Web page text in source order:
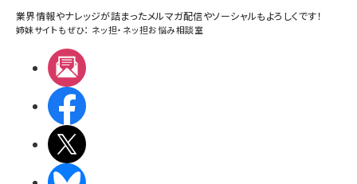
業界情報やナレッジが詰まったメルマガ配信やソーシャルもよろしくです！
姉妹サイトもぜひ： ネッ担・ ネッ担お悩み相談室